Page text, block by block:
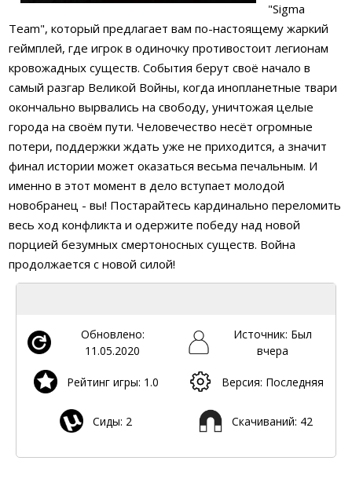
"Sigma
Team", который предлагает вам по-настоящему жаркий
геймплей, где игрок в одиночку противостоит легионам
кровожадных существ. События берут своё начало в
самый разгар Великой Войны, когда инопланетные твари
окончально вырвались на свободу, уничтожая целые
города на своём пути. Человечество несёт огромные
потери, поддержки ждать уже не приходится, а значит
финал истории может оказаться весьма печальным. И
именно в этот момент в дело вступает молодой
новобранец - вы! Постарайтесь кардинально переломить
весь ход конфликта и одержите победу над новой
порцией безумных смертоносных существ. Война
продолжается с новой силой!
Обновлено:
11.05.2020
Источник: Был
вчера
Рейтинг игры: 1.0 Версия: Последняя
Сиды: 2 Скачиваний: 42